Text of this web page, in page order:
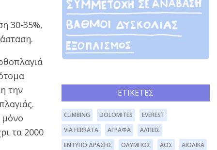
30-35%,
.
την
μόνο
τα 2000
ΕΤΙΚΈΤΕΣ
CLIMBING DOLOMITES
EVEREST
VIA FERRATA
ΆΓΡΑΦΑ
ΆΛΠΕΙΣ
ΈΝΤΥΠΟ ΔΡΆΣΗΣ
ΌΛΥΜΠΟΣ ΑΟΣ
ΑΙΟΛΙΚΆ